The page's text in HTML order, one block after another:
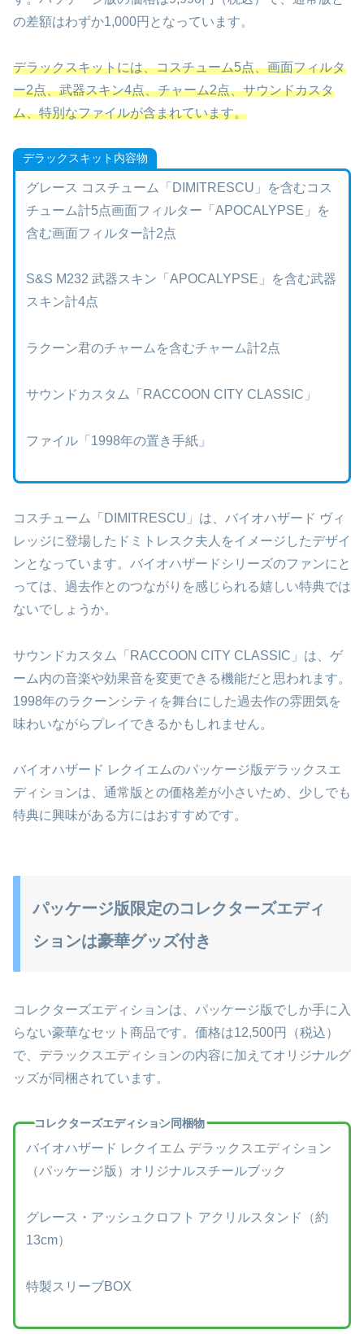
の差額はわずか1,000円となっています。
デラックスキットには、コスチューム5点、画面フィルタ
ー2点、武器スキン4点、チャーム2点、サウンドカスタ
ム、特別なファイルが含まれています。
デラックスキット内容物
グレース コスチューム「DIMITRESCU」を含むコス
チューム計5点画面フィルター「APOCALYPSE」を
含む画面フィルター計2点
S&S M232 武器スキン「APOCALYPSE」を含む武器
スキン計4点
ラクーン君のチャームを含むチャーム計2点
サウンドカスタム「RACCOON CITY CLASSIC」
ファイル「1998年の置き手紙」
コスチューム「DIMITRESCU」は、バイオハザード ヴィ
レッジに登場したドミトレスク夫人をイメージしたデザイ
ンとなっています。バイオハザードシリーズのファンにと
っては、過去作とのつながりを感じられる嬉しい特典では
ないでしょうか。
サウンドカスタム「RACCOON CITY CLASSIC」は、ゲ
ーム内の音楽や効果音を変更できる機能だと思われます。
1998年のラクーンシティを舞台にした過去作の雰囲気を
味わいながらプレイできるかもしれません。
バイオハザード レクイエムのパッケージ版デラックスエ
ディションは、通常版との価格差が小さいため、少しでも
特典に興味がある方にはおすすめです。
パッケージ版限定のコレクターズエディ
ションは豪華グッズ付き
コレクターズエディションは、パッケージ版でしか手に入
らない豪華なセット商品です。価格は12,500円（税込）
で、デラックスエディションの内容に加えてオリジナルグ
ッズが同梱されています。
コレクターズエディション同梱物
バイオハザード レクイエム デラックスエディション
（パッケージ版）オリジナルスチールブック
グレース・アッシュクロフト アクリルスタンド（約
13cm）
特製スリーブBOX